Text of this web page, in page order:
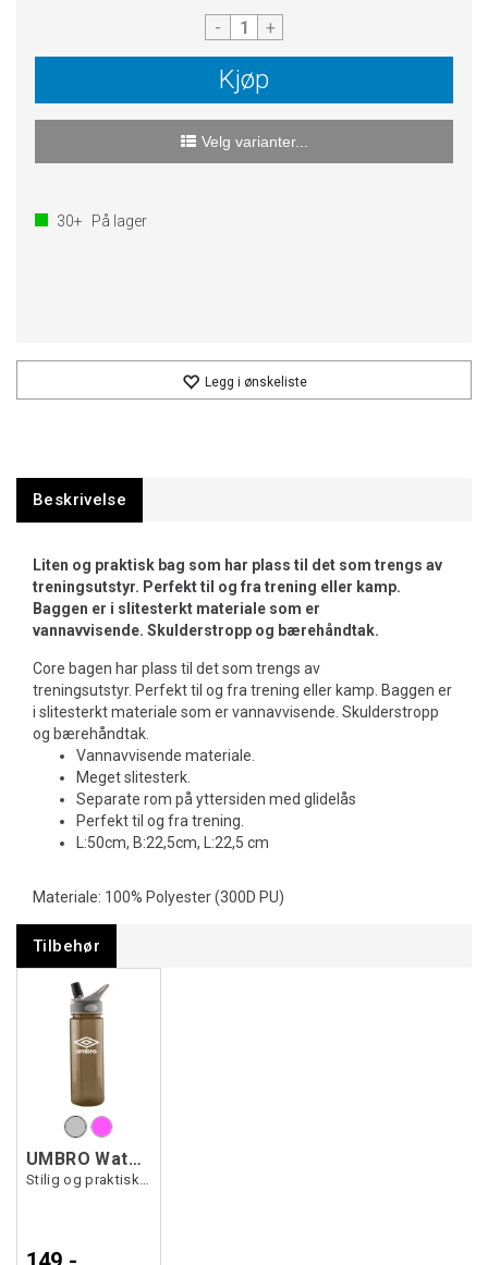
- +
Kjøp
Velg varianter...
30+ På lager
Legg i ønskeliste
Beskrivelse
Liten og praktisk bag som har plass til det som trengs av
treningsutstyr. Perfekt til og fra trening eller kamp.
Baggen er i slitesterkt materiale som er
vannavvisende. Skulderstropp og bærehåndtak.
Core bagen har plass til det som trengs av
treningsutstyr. Perfekt til og fra trening eller kamp. Baggen er
i slitesterkt materiale som er vannavvisende. Skulderstropp
og bærehåndtak.
Vannavvisende materiale.
Meget slitesterk.
Separate rom på yttersiden med glidelås
Perfekt til og fra trening.
L:50cm, B:22,5cm, L:22,5 cm
Materiale: 100% Polyester (300D PU)
Tilbehør
UMBRO Water Bottle Transp
Stilig og praktisk drikkeflaske